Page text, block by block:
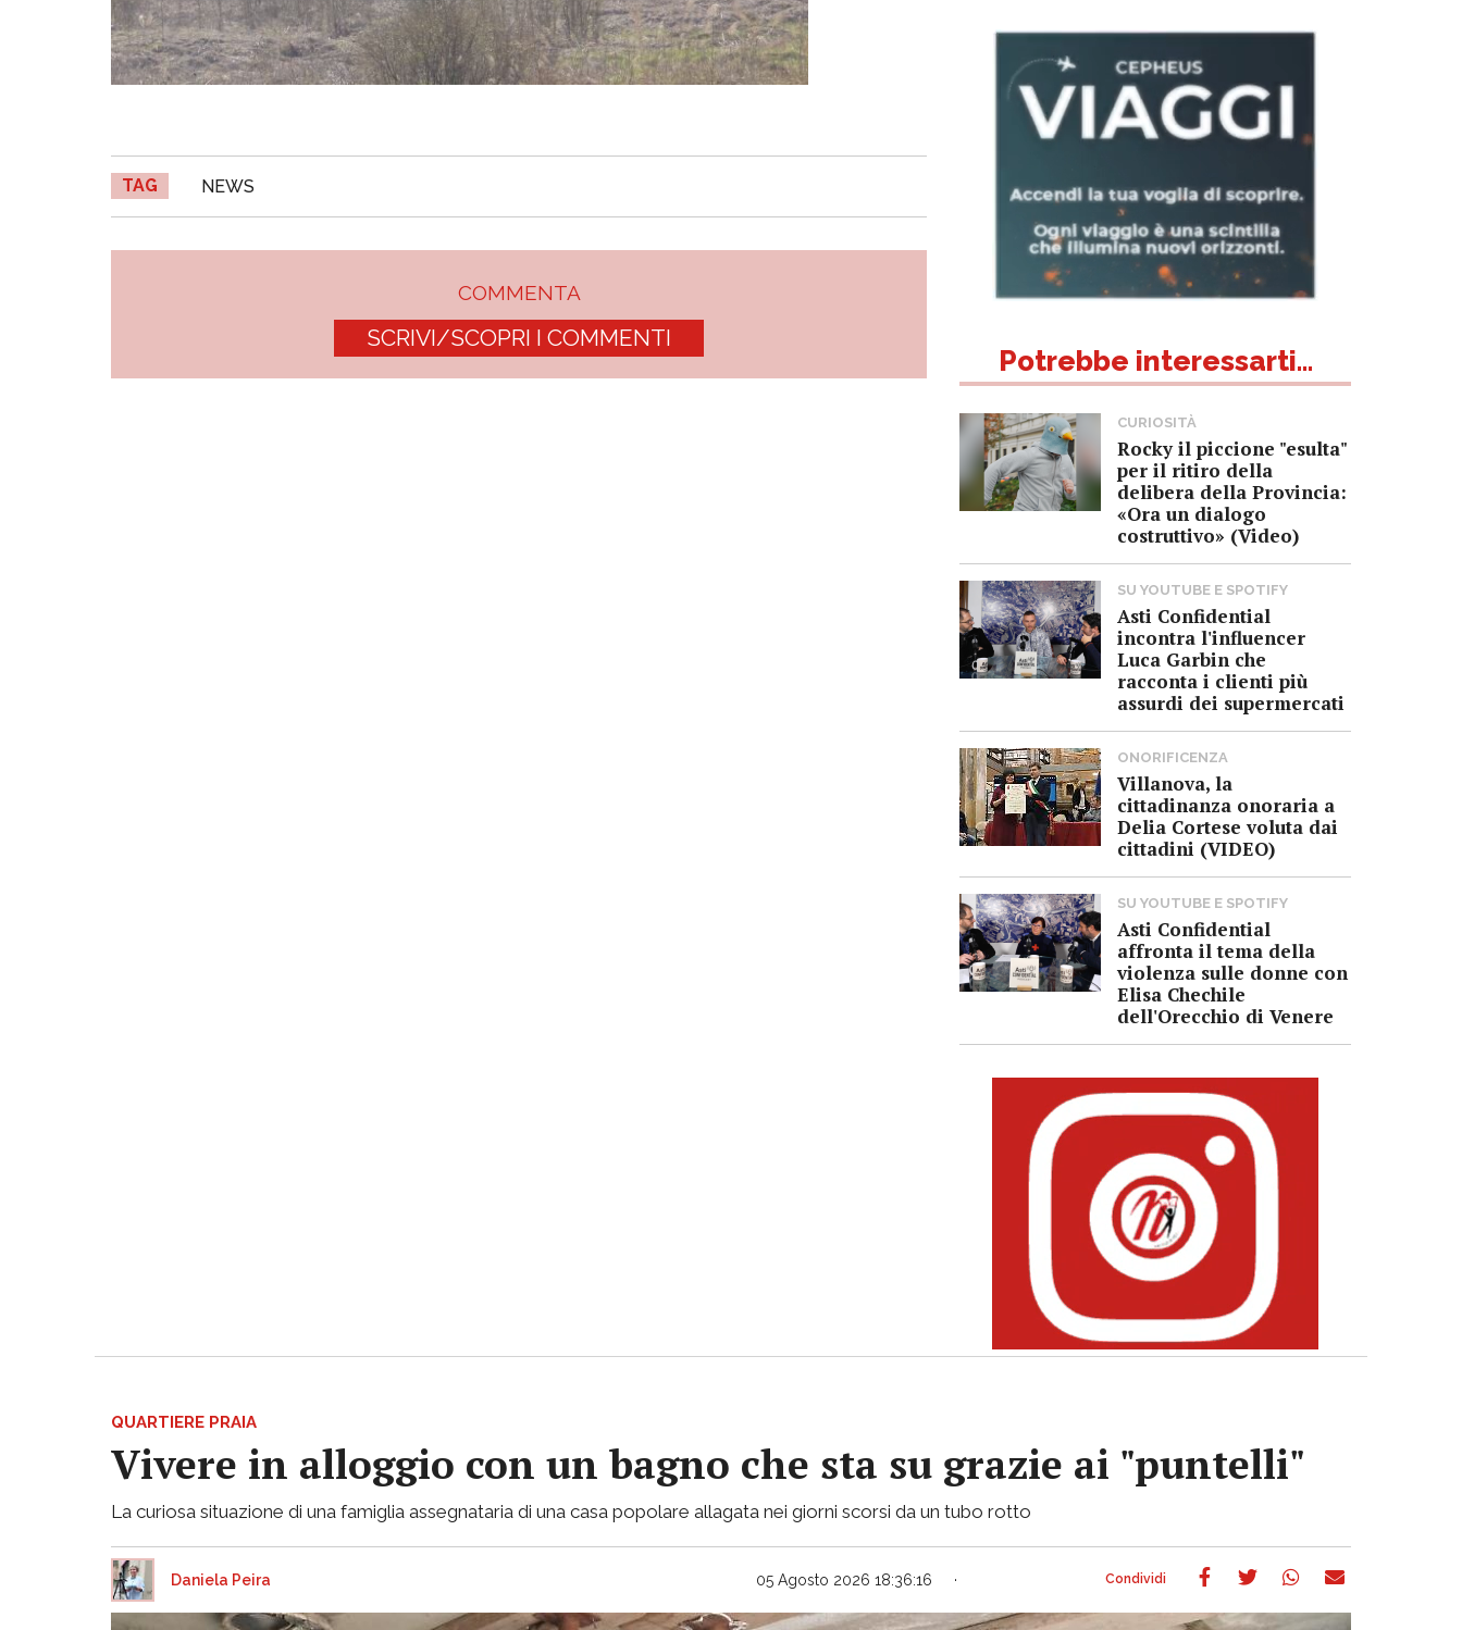
TAG NEWS
COMMENTA
SCRIVI/SCOPRI I COMMENTI
Potrebbe interessarti...
CURIOSITÀ
Rocky il piccione "esulta"
per il ritiro della
delibera della Provincia:
«Ora un dialogo
costruttivo» (Video)
SU YOUTUBE E SPOTIFY
Asti Confidential
incontra l'influencer
Luca Garbin che
racconta i clienti più
assurdi dei supermercati
ONORIFICENZA
Villanova, la
cittadinanza onoraria a
Delia Cortese voluta dai
cittadini (VIDEO)
SU YOUTUBE E SPOTIFY
Asti Confidential
affronta il tema della
violenza sulle donne con
Elisa Chechile
dell'Orecchio di Venere
QUARTIERE PRAIA
Vivere in alloggio con un bagno che sta su grazie ai "puntelli"
La curiosa situazione di una famiglia assegnataria di una casa popolare allagata nei giorni scorsi da un tubo rotto
Daniela Peira 05 Agosto 2026 18:36:16